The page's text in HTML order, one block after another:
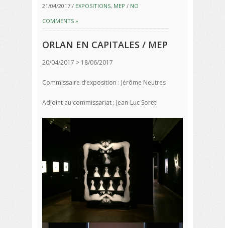
21/04/2017 / EXPOSITIONS, MEP / NO
COMMENTS »
ORLAN EN CAPITALES / MEP
20/04/2017 > 18/06/2017
Commissaire d’exposition : Jérôme Neutres
Adjoint au commissariat : Jean-Luc Soret